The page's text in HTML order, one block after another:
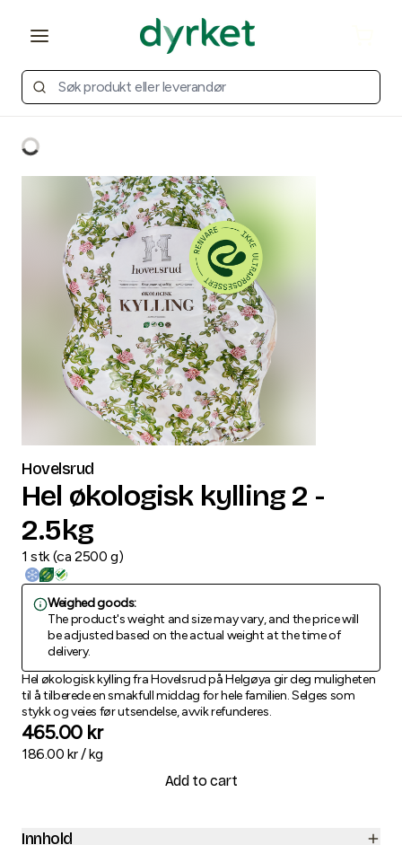
Open main menu
Hovelsrud
Hel økologisk kylling 2 -
2.5kg
1 stk(ca2500 g)
Weighed goods:
The product's weight and size may vary, and the price will
be adjusted based on the actual weight at the time of
delivery.
Hel økologisk kylling fra Hovelsrud på Helgøya gir deg muligheten
til å tilberede en smakfull middag for hele familien. Selges som
stykk og veies før utsendelse, avvik refunderes.
465.00 kr
186.00 kr /kg
Add to cart
Innhold